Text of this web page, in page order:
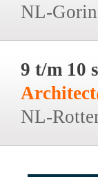
NL-
9 t/m 10
NL-